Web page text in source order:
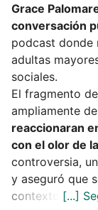
Grace
conversación
podcast donde
adultas
sociales.
El fragmento
ampliamente
reaccionaran
con el olor de
controversia,
y aseguró que
contexto.